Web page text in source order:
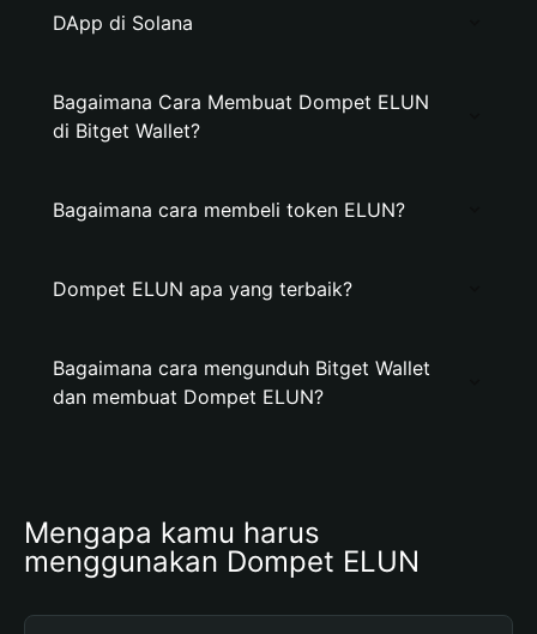
DApp di Solana
Bagaimana Cara Membuat Dompet ELUN
di Bitget Wallet?
Bagaimana cara membeli token ELUN?
Dompet ELUN apa yang terbaik?
Bagaimana cara mengunduh Bitget Wallet
dan membuat Dompet ELUN?
Mengapa kamu harus
menggunakan Dompet ELUN